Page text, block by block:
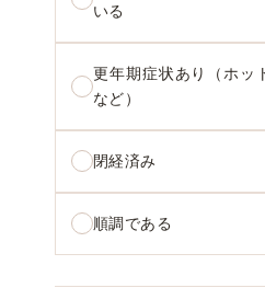
いる
更年期症状あり（ホッ
など）
閉経済み
順調である